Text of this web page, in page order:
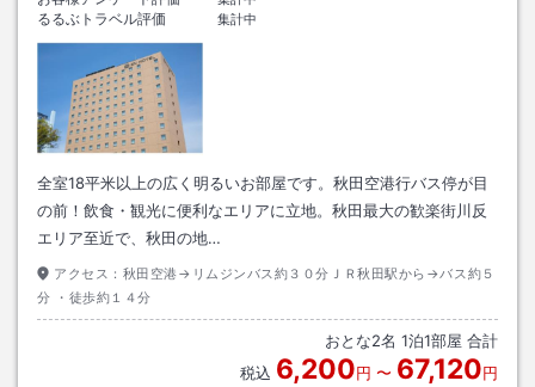
るるぶトラベル評価 集計中
全室18平米以上の広く明るいお部屋です。秋田空港行バス停が目
の前！飲食・観光に便利なエリアに立地。秋田最大の歓楽街川反
エリア至近で、秋田の地…
アクセス： 秋田空港→リムジンバス約３０分ＪＲ秋田駅から→バス約５
分 ・徒歩約１４分
おとな2名 1泊1部屋 合計
税込 6,200円 〜 67,120円